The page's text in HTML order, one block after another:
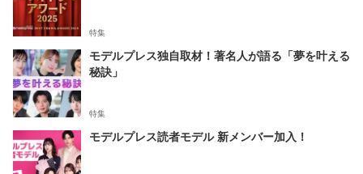
特集
モデルプレス独自取材！著名人が語る「夢を叶える
秘訣」
特集
モデルプレス読者モデル 新メンバー加入！